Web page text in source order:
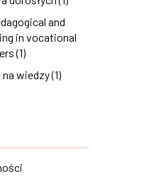
and
in vocational
(1)
wiedzy (1)